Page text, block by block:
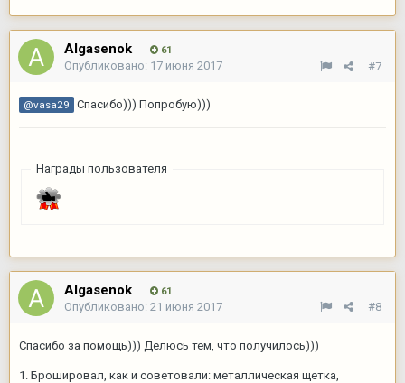
Algasenok 61
#7
Опубликовано: 17 июня 2017
@vasa29 Спасибо))) Попробую)))
Награды пользователя
Algasenok 61
#8
Опубликовано: 21 июня 2017
Спасибо за помощь))) Делюсь тем, что получилось)))
1. Брошировал, как и советовали: металлическая щетка,